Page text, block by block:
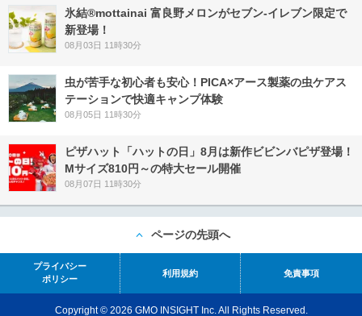
氷結®mottainai 富良野メロンがセブン‐イレブン限定で
新登場！
08月03日 11時30分
虫が苦手な初心者も安心！PICA×アース製薬の虫ケアス
テーションで快適キャンプ体験
08月05日 11時30分
ピザハット「ハットの日」8月は新作ビビンバピザ登場！
Mサイズ810円～の特大セール開催
08月07日 11時30分
ページの先頭へ
プライバシー
ポリシー
利用規約 免責事項
Copyright © 2026 GMO INSIGHT Inc. All Rights Reserved.